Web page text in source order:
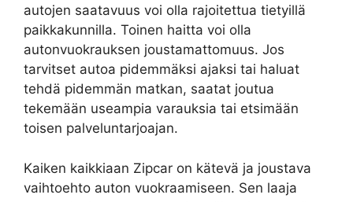
autojen saatavuus voi olla rajoitettua tietyillä
paikkakunnilla. Toinen haitta voi olla
autonvuokrauksen joustamattomuus. Jos
tarvitset autoa pidemmäksi ajaksi tai haluat
tehdä pidemmän matkan, saatat joutua
tekemään useampia varauksia tai etsimään
toisen palveluntarjoajan.
Kaiken kaikkiaan Zipcar on kätevä ja joustava
vaihtoehto auton vuokraamiseen. Sen laaja